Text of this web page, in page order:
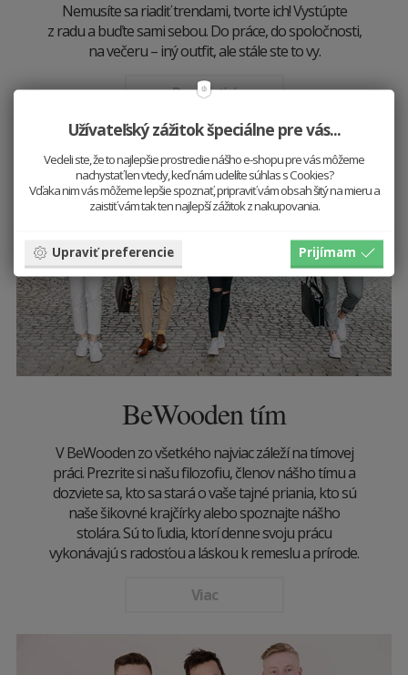
Nemusíte sa riadiť trendami, tvorte ich! Vystúpte
z radu a buďte sami sebou. Do práce, do spoločnosti,
na večeru – iný outfit, ale stále ste to vy.
Prezrieť si
BeWooden tím
V BeWooden zo všetkého najviac záleží na tímovej
práci. Prezrite si našu filozofiu, členov nášho tímu a
dozviete sa, kto sa stará o vaše tajné priania, kto sú
naše šikovné krajčírky alebo spoznajte nášho
stolára. Sú to ľudia, ktorí denne svoju prácu
vykonávajú s radosťou a láskou k remeslu a prírode.
Viac
Užívateľský zážitok špeciálne pre vás...
Vedeli ste, že to najlepšie prostredie nášho e-shopu pre vás môžeme
nachystať len vtedy, keď nám udelíte súhlas s Cookies?
Vďaka nim vás môžeme lepšie spoznať, pripraviť vám obsah šitý na mieru a
zaistiť vám tak ten najlepší zážitok z nakupovania.
Upraviť preferencie Prijímam